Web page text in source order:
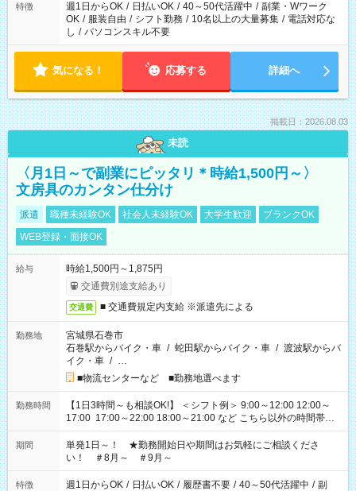
特徴 週1日からOK / 日払いOK / 40～50代活躍中 / 副業・Wワーク
OK / 服装自由 / シフト勤務 / 10名以上の大量募集 / 電話対応な
し / パソコンスキル不要
気になる！ 応募する 詳細へ
掲載日：2026.08.03
未読
〈月1日～で副業にピッタリ＊時給1,500円～〉
文房具のカンタン仕分け
派遣 職種未経験OK 社会人未経験OK 大学生歓迎
ブランクOK
WEB登録・面接OK
給与
時給1,500円～1,875円
交通費別途支給あり
交通費 ■ 交通費規定内支給 ※派遣先による
勤務地
宮城県石巻市
石巻駅からバイク・車 / 蛇田駅からバイク・車 / 渡波駅からバ
イク・車 / …
■物流センターなど ■勤務地選べます
勤務時間
【1日3時間～も相談OK!】 ＜シフト例＞ 9:00～12:00 12:00～
17:00 17:00～22:00 18:00～21:00 など こちら以外の時間帯も
お気軽にご相談ください！
期間
単発1日～！ ★勤務開始日や期間はお気軽にご相談くださ
い！ ＃8月～ ＃9月～
特徴 週1日からOK / 日払いOK / 履歴書不要 / 40～50代活躍中 / 副